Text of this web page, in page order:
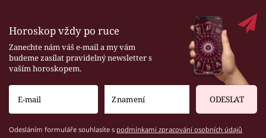
Horoskop vždy po ruce
Zanechte nám váš e-mail a my vám
budeme zasílat pravidelný newsletter s
vaším horoskopem.
ODESLAT
Odesláním formuláře souhlasíte s podmínkami zpracování osobních údajů